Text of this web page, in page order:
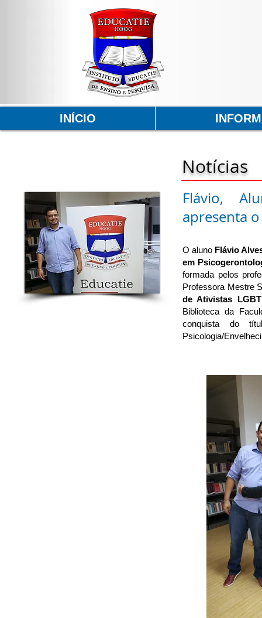
Notícias
Flávio,
apresenta
O aluno Flávio
em
formada pelos
Professora Mestre
de Ativistas
Biblioteca da
conquista do
Psicologia/
INÍCIO